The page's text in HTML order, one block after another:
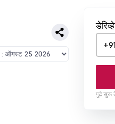
+91
पुढे सुरू